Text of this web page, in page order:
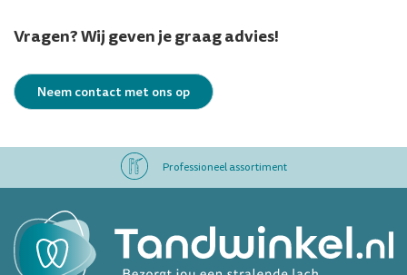
Vragen? Wij geven je graag advies!
Neem contact met ons op
Professioneel assortiment
Op werkdagen voor 16.00 uur besteld, morgen in huis